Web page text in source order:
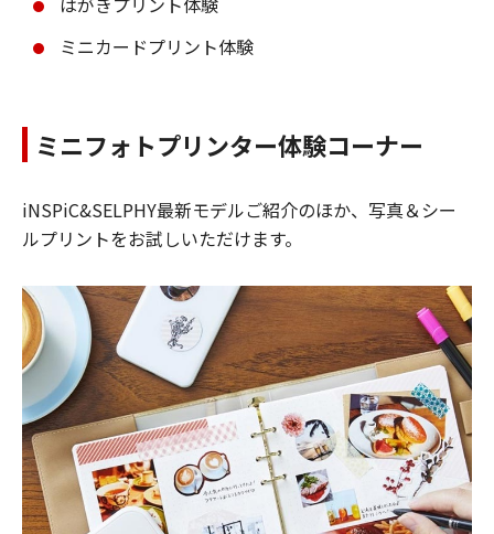
ミニカードプリント体験
ミニフォトプリンター体験コーナー
iNSPiC&SELPHY最新モデルご紹介のほか、写真＆シー
ルプリントをお試しいただけます。